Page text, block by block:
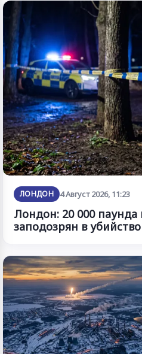
ЛОНДОН 4 Август 2026, 11:23
Лондон: 20 000 паунда
заподозрян в убийство